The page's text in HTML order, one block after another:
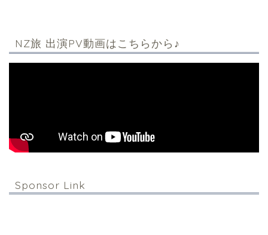
NZ旅 出演PV動画はこちらから♪
Sponsor Link